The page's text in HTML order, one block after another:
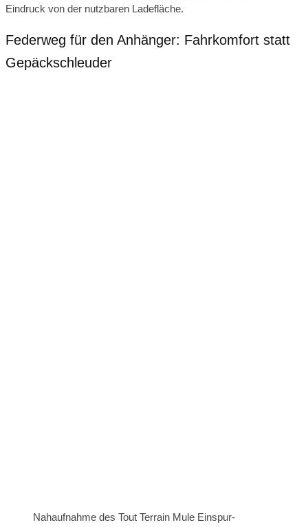
Eindruck von der nutzbaren Ladefläche.
Federweg für den Anhänger: Fahrkomfort statt
Gepäckschleuder
Nahaufnahme des Tout Terrain Mule Einspur-